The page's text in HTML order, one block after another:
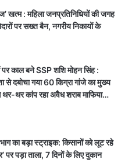
खत्म : महिला जनप्रतिनिधियों की जगह
पर सख्त बैन, नगरीय निकायों के
पर काल बने SSP शशि मोहन सिंह :
से दबोचा गया 60 किग्रा गांजे का मुख्य
थर-थर कांप रहा अवैध शराब माफिया…
का बड़ा स्ट्राइक: किसानों को लूट रहे
पर पड़ा ताला, 7 दिनों के लिए दुकान